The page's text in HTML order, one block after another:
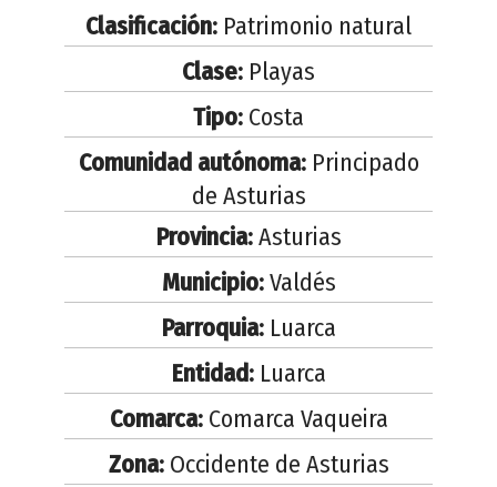
Clasificación: Patrimonio natural
Clase: Playas
Tipo: Costa
Comunidad autónoma:Principado
de Asturias
Provincia:Asturias
Municipio:Valdés
Parroquia: Luarca
Entidad: Luarca
Comarca:Comarca Vaqueira
Zona:Occidente de Asturias